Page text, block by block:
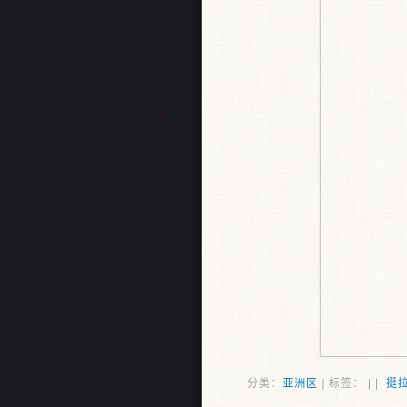
分类： 亚洲区 | 标签： | | 挺